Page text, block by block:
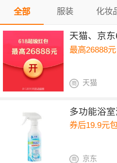
全部 服装 化妆
天猫、京
最高26888元
天猫
多功能浴室
券后19.9元
京东